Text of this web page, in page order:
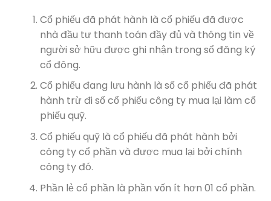
Cổ phiếu đã phát hành là cổ phiếu đã được
nhà đầu tư thanh toán đầy đủ và thông tin về
người sở hữu được ghi nhận trong sổ đăng ký
cổ đông.
Cổ phiếu đang lưu hành là số cổ phiếu đã phát
hành trừ đi số cổ phiếu công ty mua lại làm cổ
phiếu quỹ.
Cổ phiếu quỹ là cổ phiếu đã phát hành bởi
công ty cổ phần và được mua lại bởi chính
công ty đó.
Phần lẻ cổ phần là phần vốn ít hơn 01 cổ phần.